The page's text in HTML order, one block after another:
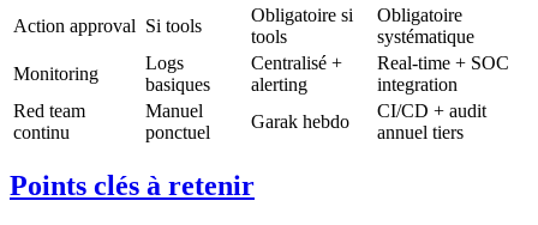
Action approval Si tools
Obligatoire si
tools
Obligatoire
systématique
Monitoring
Logs
basiques
Centralisé +
alerting
Real-time + SOC
integration
Red team
continu
Manuel
ponctuel
Garak hebdo
CI/CD + audit
annuel tiers
Points clés à retenir